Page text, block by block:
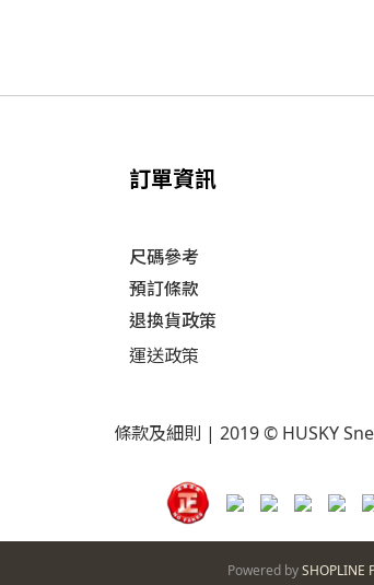
訂單資訊
尺碼參考
預訂條款
退換貨政策​
運送政策​
條款及細則 | 2019 © HUSKY
Powered bySHOPLINE